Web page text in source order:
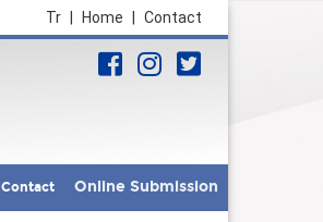
Contact
Home
Tr
Contact Online Submission